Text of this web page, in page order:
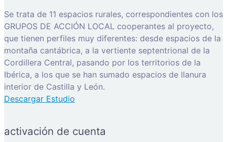
Se trata de 11 espacios rurales, correspondientes con los
GRUPOS DE ACCIÓN LOCAL cooperantes al proyecto,
que tienen perfiles muy diferentes: desde espacios de la
montaña cantábrica, a la vertiente septentrional de la
Cordillera Central, pasando por los territorios de la
Ibérica, a los que se han sumado espacios de llanura
interior de Castilla y León.
Descargar Estudio
activación de cuenta